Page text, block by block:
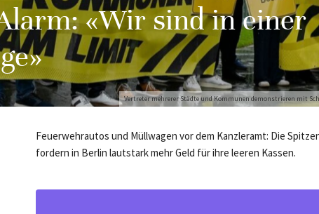
Vertreter mehrerer Städte und Kommunen demonstrieren mit
«Wir sind in einer
Feuerwehrautos und Müllwagen vor dem Kanzleramt: Die
fordern in Berlin lautstark mehr Geld für ihre leeren Kassen.